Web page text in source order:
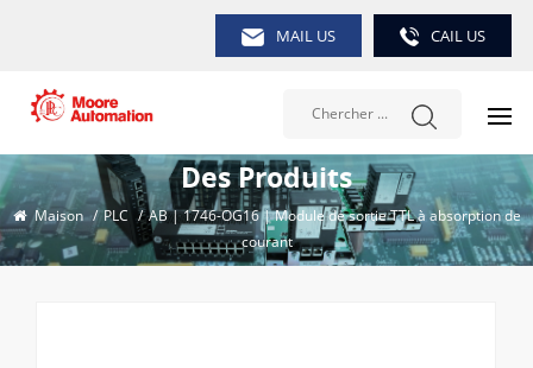
MAIL US CAIL US
Des Produits
Maison / PLC / AB | 1746-OG16 | Module de sortie TTL à absorption de
courant